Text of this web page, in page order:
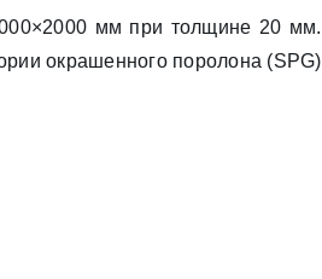
мм при толщине 20 мм.
окрашенного поролона (SPG)